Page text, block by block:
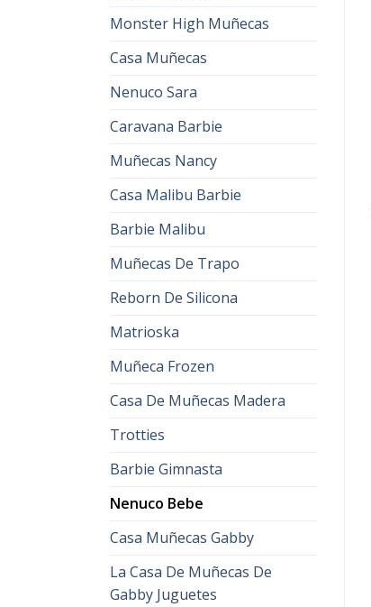
Monster High Muñecas
Casa Muñecas
Nenuco Sara
Caravana Barbie
Muñecas Nancy
Casa Malibu Barbie
Barbie Malibu
Muñecas De Trapo
Reborn De Silicona
Matrioska
Muñeca Frozen
Casa De Muñecas Madera
Trotties
Barbie Gimnasta
Nenuco Bebe
Casa Muñecas Gabby
La Casa De Muñecas De
Gabby Juguetes
NENUCO BEBE
19.00